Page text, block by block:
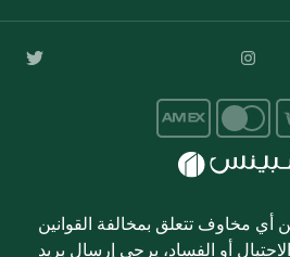
أي مخاوف تتعلق بمخالفة القوانين
أو الفساد، يرجى إرسال بريد